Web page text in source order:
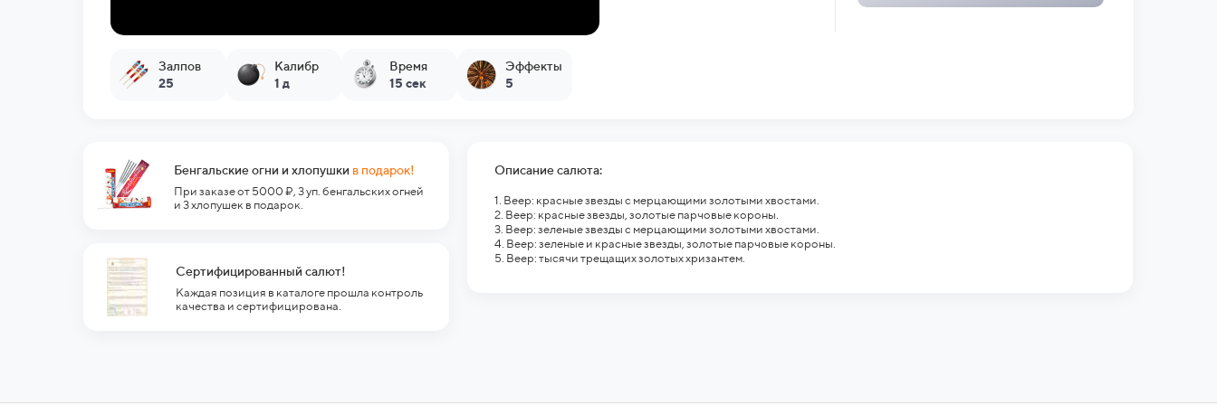
Залпов
25
Калибр
1 д
Время
15 сек
Эффекты
5
Бенгальские огни и хлопушки в подарок!
При заказе от 5000 ₽, 3 уп. бенгальских огней
и 3 хлопушек в подарок.
Сертифицированный салют!
Каждая позиция в каталоге прошла контроль
качества и сертифицирована.
Описание салюта:
1. Веер: красные звезды с мерцающими золотыми хвостами.
2. Веер: красные звезды, золотые парчовые короны.
3. Веер: зеленые звезды с мерцающими золотыми хвостами.
4. Веер: зеленые и красные звезды, золотые парчовые короны.
5. Веер: тысячи трещащих золотых хризантем.